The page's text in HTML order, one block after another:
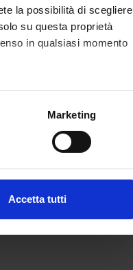
la possibilità di scegliere
su questa proprietà
in qualsiasi momento
metro,
che hai fornito loro o
Marketing
Accetta tutti